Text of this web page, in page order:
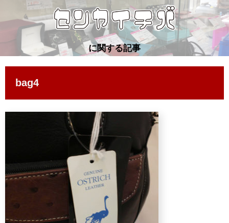
に関する記事
bag4